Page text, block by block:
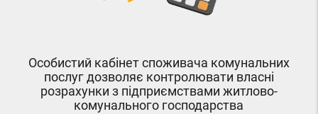
Особистий кабінет споживача комунальних
послуг дозволяє контролювати власні
розрахунки з підприємствами житлово-
комунального господарства